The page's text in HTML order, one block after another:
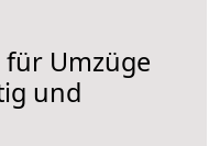
Umzüge
und